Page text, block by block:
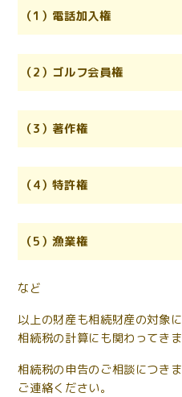
（1） 電話加入権
（2）ゴルフ会員権
（3）著作権
（4）特許権
（5）漁業権
など
以上の財産も相続財産の対象に
相続税の計算にも関わってき
相続税の申告のご相談につき
ご連絡ください。